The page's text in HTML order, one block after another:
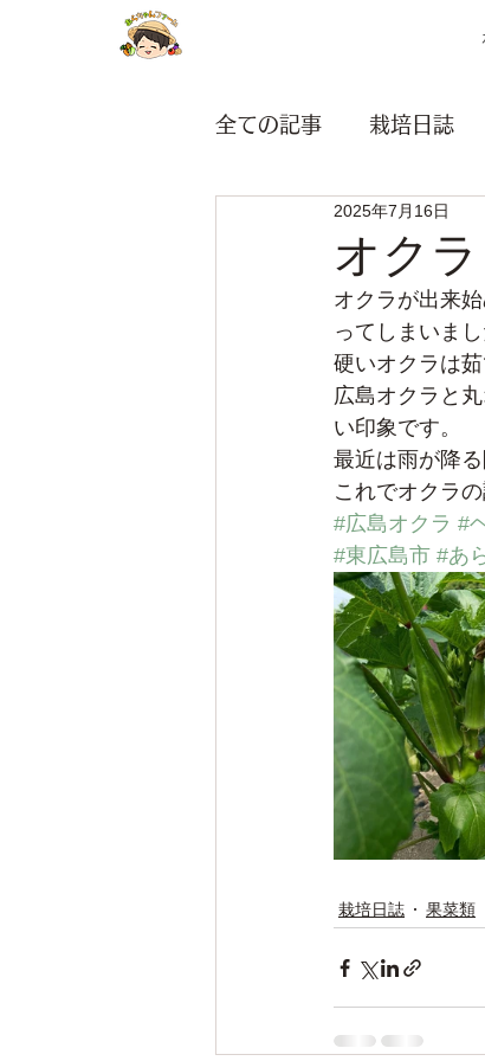
全ての記事 栽培日誌
茎・ネギ類 根菜類
マルシェ 無題の
オクラ
2025年7月16日
オクラが出来
ってしまいま
硬いオクラは
広島オクラと
い印象です。
最近は雨が降
これでオクラ
#広島オクラ #
#東広島市 #あ
栽培日誌 果菜類